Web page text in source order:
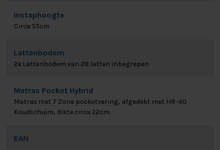
Instaphoogte
Circa 55cm
Lattenbodem
2x Lattenbodem van 28 latten inbegrepen
Matras Pocket Hybrid
Matras met 7 Zone pocketvering, afgedekt met HR-40
Koudschuim, dikte circa 22cm.
EAN